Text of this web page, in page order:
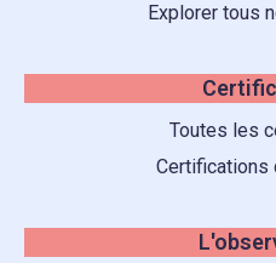
Explorer tous
Toutes les
Certifications